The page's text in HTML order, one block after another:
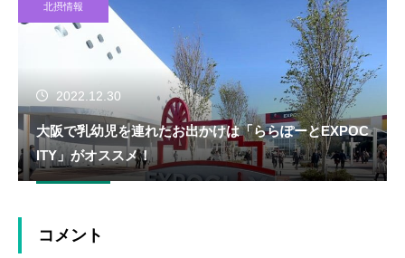
北摂情報
2022.12.30
大阪で乳幼児を連れたお出かけは「ららぽーとEXPOC
ITY」がオススメ！
コメント